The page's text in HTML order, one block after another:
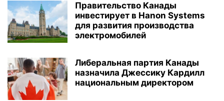
Правительство Канады
инвестирует в Hanon Systems
для развития производства
электромобилей
Либеральная партия Канады
назначила Джессику Кардилл
национальным директором